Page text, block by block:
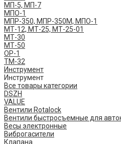
МП-5, МП-7
МПО-1
МПР-350, МПР-350М, МПО-1
МТ-12, МТ-25, МТ-25-01
МТ-30
МТ-50
ОР-1
ТМ-32
Инструмент
Инструмент
Все товары категории
DSZH
VALUE
Вентили Rotalock
Вентили быстросъемные для
Весы электронные
Виброгасители
Клапана